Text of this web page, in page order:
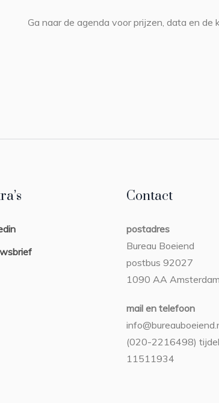
Ga naar de agenda voor prijzen, data en de
Contact
postadres
Bureau Boeiend
postbus 92027
1090 AA Amsterdam
mail en telefoon
(020-2216498)
11511934